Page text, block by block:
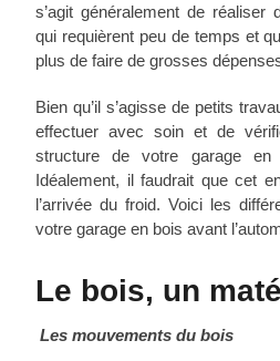
s’agit généralement de réaliser
qui requièrent peu de temps et
plus de faire de grosses
Bien qu’il s’agisse de petits
effectuer avec soin et de
structure de votre garage
Idéalement, il faudrait que cet
l’arrivée du froid. Voici les
votre garage en bois avant
Le bois, un
Les mouvements du bois